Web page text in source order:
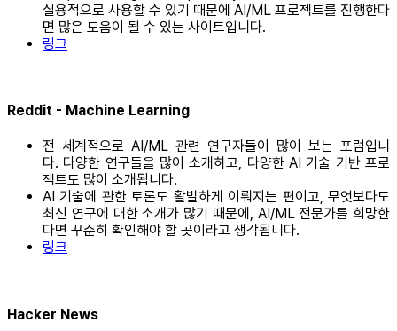
실용적으로 사용할 수 있기 때문에 AI/ML 프로젝트를 진행한다
면 많은 도움이 될 수 있는 사이트입니다.
링크
Reddit - Machine Learning
전 세계적으로 AI/ML 관련 연구자들이 많이 보는 포럼입니
다. 다양한 연구들을 많이 소개하고, 다양한 AI 기술 기반 프로
젝트도 많이 소개됩니다.
AI 기술에 관한 토론도 활발하게 이뤄지는 편이고, 무엇보다도
최신 연구에 대한 소개가 많기 때문에, AI/ML 전문가를 희망한
다면 꾸준히 확인해야 할 곳이라고 생각됩니다.
링크
Hacker News